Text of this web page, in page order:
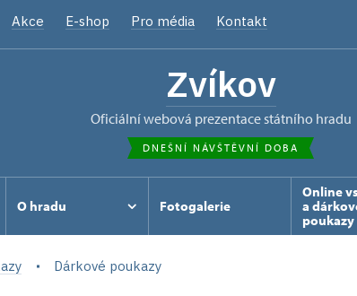
Akce E-shop Pro média Kontakt
Zvíkov
oficiální webová prezentace státního hradu
DNEŠNÍ NÁVŠTĚVNÍ DOBA
O hradu Fotogalerie
Online
a
poukazy
Dárkové poukazy